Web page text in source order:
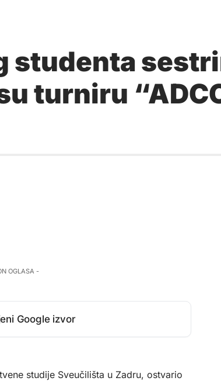
studenta
turniru
OGLASA -
Google izvor
studije Sveučilišta u Zadru, ostvario